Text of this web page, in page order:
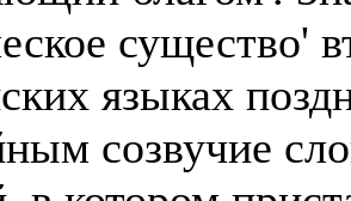
существо'
языках
созвучие